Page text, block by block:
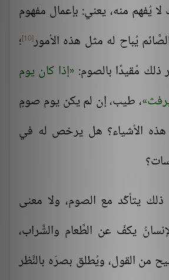
يُفهم منه، يعني: بإعمال مفهوم
يُباح له مثل هذه الأمور[10]
؛
مُقيدًا بالصوم: إذا كان يوم
، طيب، إن لم يكن يوم صومٍ
الأشياء؟ هل يرخص له في
ذلك يتأكّد مع الصوم، ولا معنى
يكفّ عن الطَّعام والشَّراب،
من القول، ويُطلق بصرَه بالنَّظر